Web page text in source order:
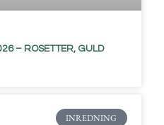
– ROSETTER, GULD
INREDNING